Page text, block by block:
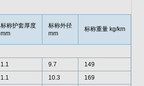
标称护套厚度
mm
标称外径
mm
标称重量 kg/km
1.1 9.7
149
1.1 10.3
169